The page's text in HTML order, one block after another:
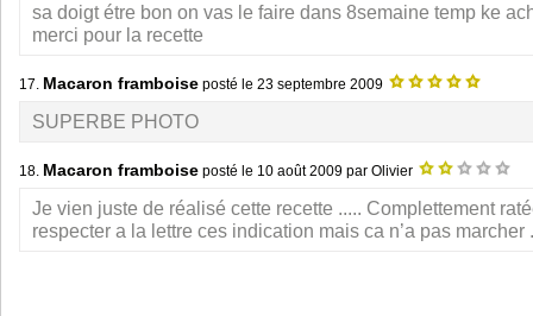
sa doigt étre bon on vas le faire dans 8semaine temp ke
merci pour la recette
17. Macaron framboise posté le 23 septembre 2009
SUPERBE PHOTO
18. Macaron framboise posté le 10 août 2009 par Olivier
Je vien juste de réalisé cette recette ..... Complettement
respecter a la lettre ces indication mais ca n’a pas marcher